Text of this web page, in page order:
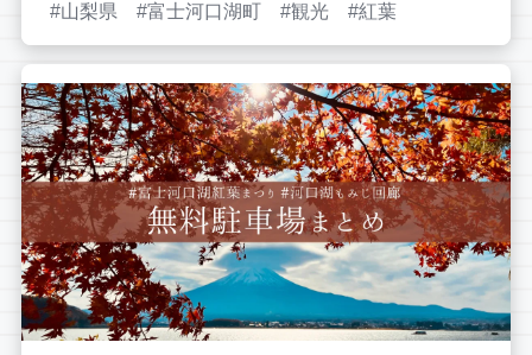
山梨県 富士河口湖町 観光 紅葉